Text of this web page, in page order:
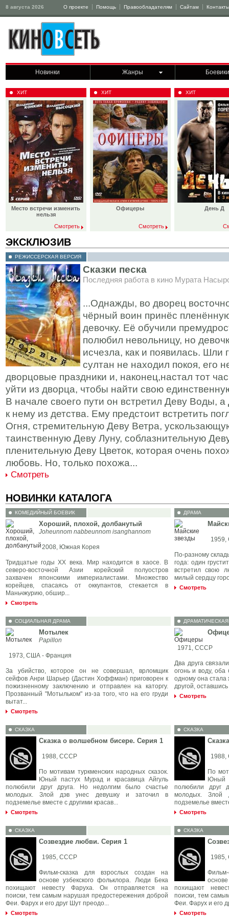
8 августа 2026 О проекте Помощь Правообладателям Сайтам Контакты
Новинки Жанры Боевики
ХИТ
Место встречи изменить
нельзя
Смотреть
ХИТ
Офицеры
Смотреть
ХИТ
День Д
ЭКСКЛЮЗИВ
РЕЖИССЕРСКАЯ ВЕРСИЯ
Сказки песка
Последняя работа в кино Мурата
...Однажды, во дворец
чёрный воин принёс
девочку. Её обучили
полюбил невольницу, но
исчезла, как и появилась. Шли
султан не находил покоя, его
дворцовые праздники и, наконец,настал тот
уйти из дворца, чтобы найти свою
В начале своего пути он встретил Деву Воды,
к нему из детства. Ему предстоит встретить
Огня, стремительную Деву Ветра,
таинственную Деву Луну, соблазнительную
пленительную Деву Цветок, которая очень
любовь. Но, только похожа...
Смотреть
НОВИНКИ КАТАЛОГА
КОМЕДИЙНЫЙ БОЕВИК
Хороший, плохой, долбанутый
Joheunnom nabbeunnom isanghannom
2008, Южная Корея
Тридцатые годы XX века. Мир находится в хаосе. В
северо-восточной Азии корейский полуостров
захвачен японскими империалистами. Множество
корейцев, спасаясь от оккупантов, стекается в
Маньчжурию, обшир...
Смотреть
ДРАМА
По-разному
года: один
встретил свою
милый сердцу
Смотреть
СОЦИАЛЬНАЯ ДРАМА
Мотылек
Papillon
1973, США - Франция
За убийство, которое он не совершал, вpломщик
сейфов Анри Шарьер (Дастин Хоффман) приговорен к
пожизненному заключению и отправлен на каторгу.
Прозванный "Мотыльком" из-за того, что на его груди
вытат...
Смотреть
1971, СССР
Два друга
огонь и воду,
одному она стала
другой,
Смотреть
СКАЗКА
Сказка о волшебном бисере. Серия 1
1988, СССР
По мотивам туркменских народных сказок.
Юный пастух Мурад и красавица Айгуль
полюбили друг друга. Но недолгим было счастье
молодых. Злой дэв унес девушку и заточил в
подземелье вместе с другими красав...
Смотреть
СКАЗКА
По
Юный
полюбили друг
молодых. Злой
подземелье
Смотреть
СКАЗКА
Созвездие любви. Серия 1
1985, СССР
Фильм-сказка для взрослых создан на
основе узбекского фольклора. Люди Бека
похищают невесту Фаруха. Он отправляется на
поиски, тем самым нарушая предостережения доброй
Феи. Фарух и его друг Шут преодо...
Смотреть
СКАЗКА
похищают
поиски, тем
Феи. Фарух и его
Смотреть